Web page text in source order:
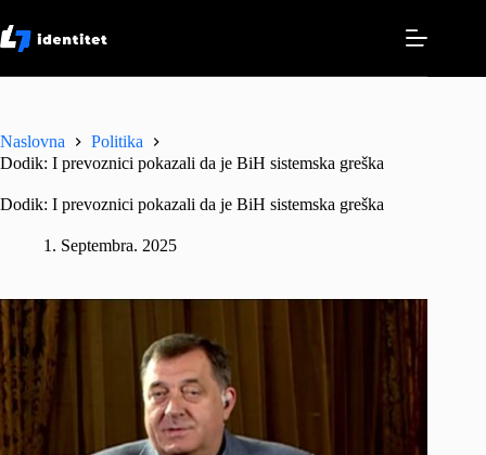
to
content
Naslovna
Politika
Dodik: I prevoznici pokazali da je BiH sistemska greška
Dodik: I prevoznici pokazali da je BiH sistemska greška
1. Septembra. 2025